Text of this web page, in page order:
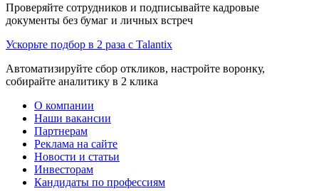
Проверяйте сотрудников и подписывайте кадровые
документы без бумаг и личных встреч
Ускорьте подбор в 2 раза с Talantix
Автоматизируйте сбор откликов, настройте воронку,
собирайте аналитику в 2 клика
О компании
Наши вакансии
Партнерам
Реклама на сайте
Новости и статьи
Инвесторам
Кандидаты по профессиям